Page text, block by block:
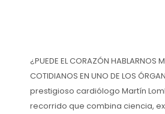
¿PUEDE EL CORAZÓN HABLARNOS
COTIDIANOS EN UNO DE LOS
prestigioso cardiólogo Martín
recorrido que combina ciencia,